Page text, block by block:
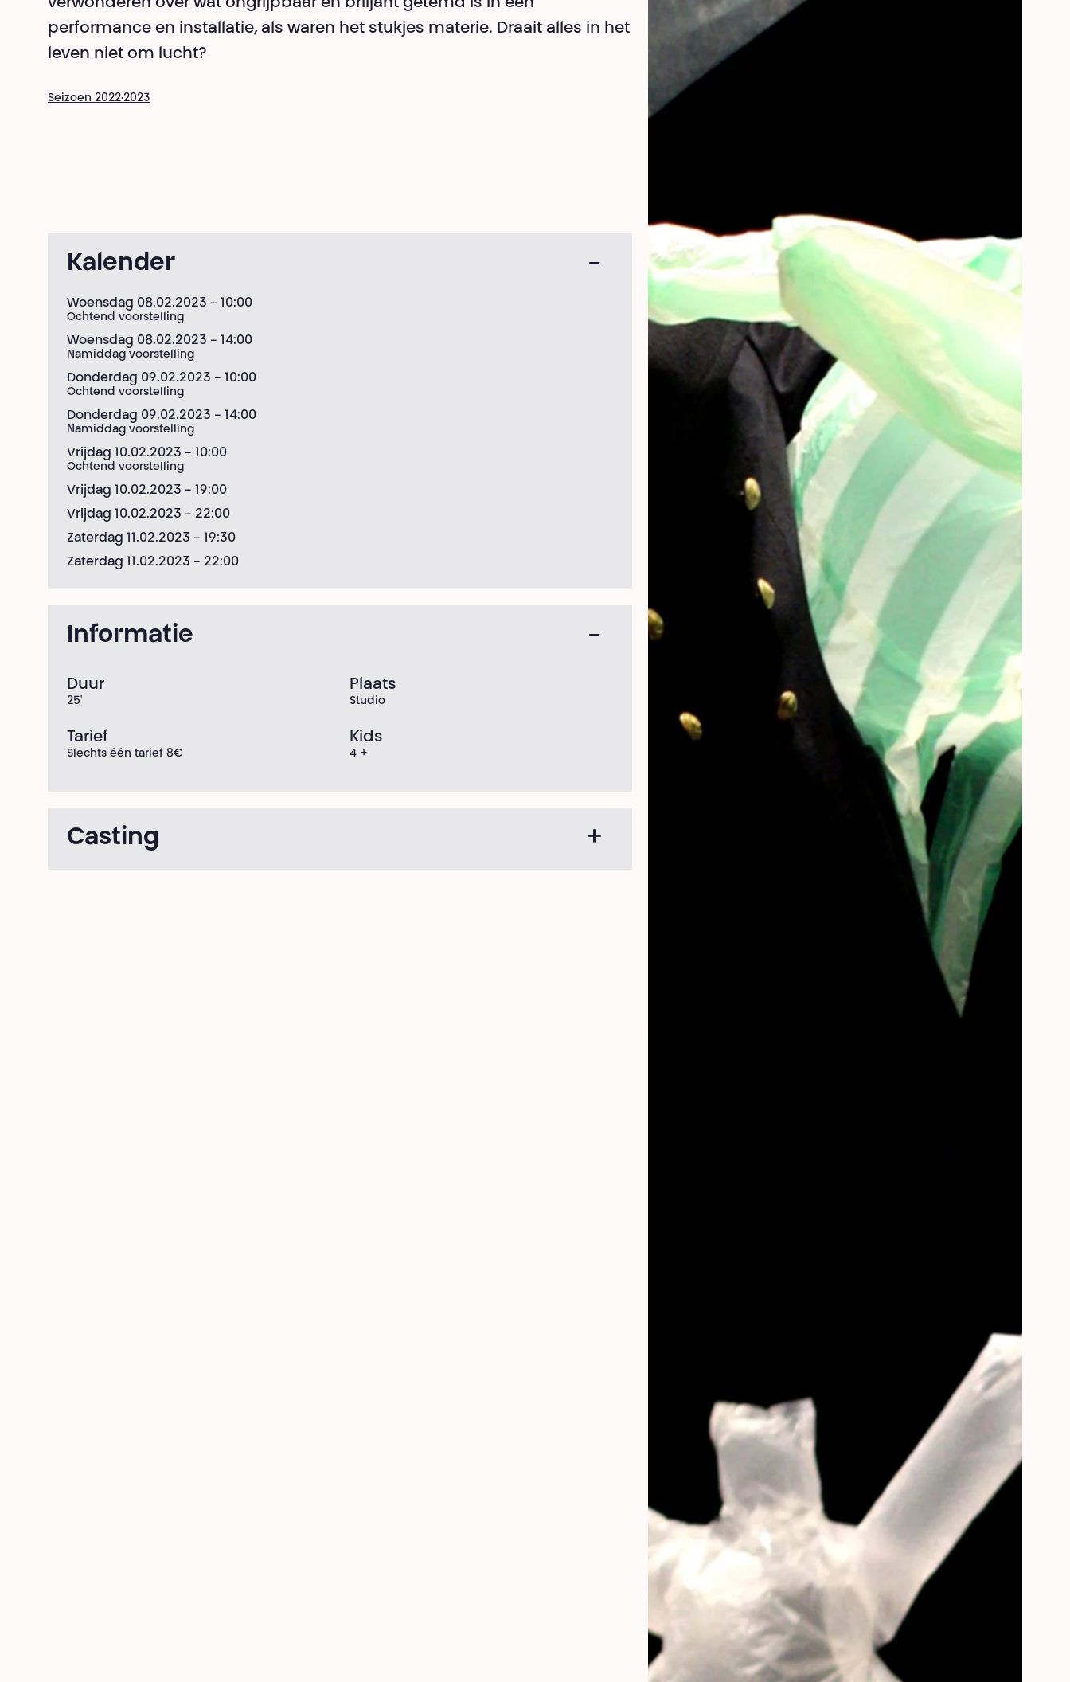
performance en installatie, als waren het stukjes materie. Draait alles in het
leven niet om lucht?
Seizoen 2022·2023
Kalender
Woensdag 08.02.2023 - 10:00
Ochtend voorstelling
Woensdag 08.02.2023 - 14:00
Namiddag voorstelling
Donderdag 09.02.2023 - 10:00
Ochtend voorstelling
Donderdag 09.02.2023 - 14:00
Namiddag voorstelling
Vrijdag 10.02.2023 - 10:00
Ochtend voorstelling
Vrijdag 10.02.2023 - 19:00
Vrijdag 10.02.2023 - 22:00
Zaterdag 11.02.2023 - 19:30
Zaterdag 11.02.2023 - 22:00
Informatie
Duur
25'
Plaats
Studio
Tarief
Slechts één tarief 8€
Kids
4 +
Casting